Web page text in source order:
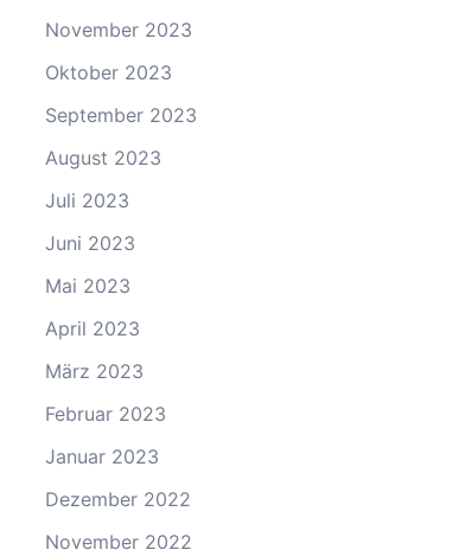
November 2023
Oktober 2023
September 2023
August 2023
Juli 2023
Juni 2023
Mai 2023
April 2023
März 2023
Februar 2023
Januar 2023
Dezember 2022
November 2022